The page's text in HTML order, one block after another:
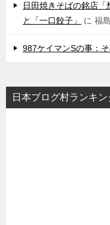
日田焼きそばの銘店「
と「一口餃子」
に 福
987ケイマンSの事：
日本ブログ村ランキン